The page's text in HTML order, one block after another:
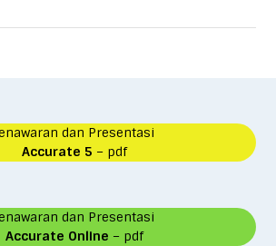
dan Presentasi
Accurate 5 – pdf
dan Presentasi
Accurate Online – pdf